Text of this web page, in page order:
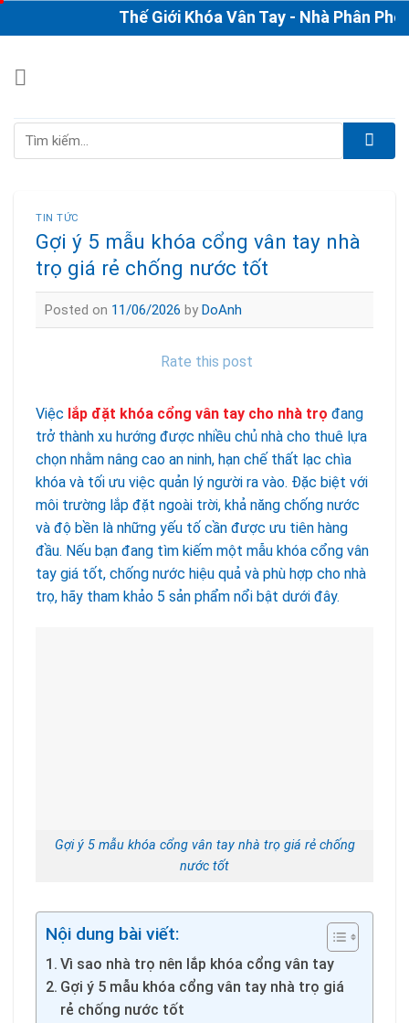
to
Thế Giới Khóa Vân Tay - Nhà Phân Phối &
Tìm
TIN TỨC
Gợi ý 5 mẫu khóa cổng vân tay nhà
trọ giá rẻ chống nước tốt
Posted on 11/06/2026 by DoAnh
Rate this post
Việc lắp đặt khóa cổng vân tay cho nhà trọ đang
trở thành xu hướng được nhiều chủ nhà cho thuê lựa
chọn nhằm nâng cao an ninh, hạn chế thất lạc chìa
khóa và tối ưu việc quản lý người ra vào. Đặc biệt với
môi trường lắp đặt ngoài trời, khả năng chống nước
và độ bền là những yếu tố cần được ưu tiên hàng
đầu. Nếu bạn đang tìm kiếm một mẫu khóa cổng vân
tay giá tốt, chống nước hiệu quả và phù hợp cho nhà
trọ, hãy tham khảo 5 sản phẩm nổi bật dưới đây.
Gợi ý 5 mẫu khóa cổng vân tay nhà trọ giá rẻ chống
nước tốt
Nội dung bài viết:
Vì sao nhà trọ nên lắp khóa cổng vân tay
Gợi ý 5 mẫu khóa cổng vân tay nhà trọ giá
rẻ chống nước tốt